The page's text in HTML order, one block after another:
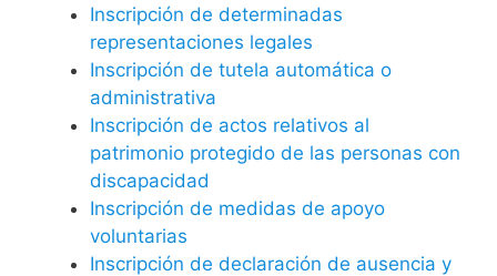
Inscripción de determinadas
representaciones legales
Inscripción de tutela automática o
administrativa
Inscripción de actos relativos al
patrimonio protegido de las personas con
discapacidad
Inscripción de medidas de apoyo
voluntarias
Inscripción de declaración de ausencia y